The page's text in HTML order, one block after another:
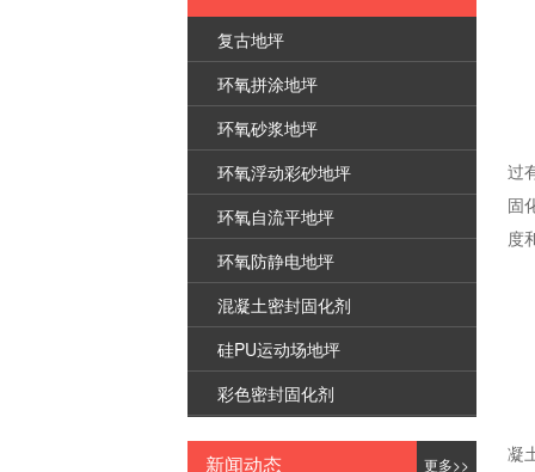
过
固
度
凝
复古地坪
环氧拼涂地坪
环氧砂浆地坪
环氧浮动彩砂地坪
环氧自流平地坪
环氧防静电地坪
混凝土密封固化剂
硅PU运动场地坪
彩色密封固化剂
新闻动态 更多>>